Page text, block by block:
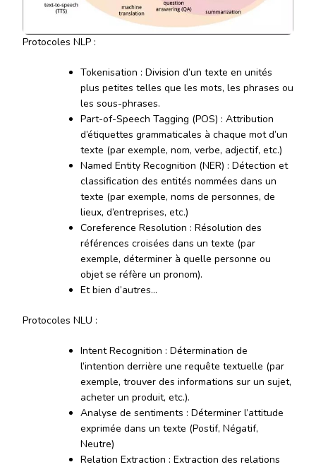
Protocoles NLP :
Tokenisation : Division d’un texte en unités
plus petites telles que les mots, les phrases ou
les sous-phrases.
Part-of-Speech Tagging (POS) : Attribution
d’étiquettes grammaticales à chaque mot d’un
texte (par exemple, nom, verbe, adjectif, etc.)
Named Entity Recognition (NER) : Détection et
classification des entités nommées dans un
texte (par exemple, noms de personnes, de
lieux, d’entreprises, etc.)
Coreference Resolution : Résolution des
références croisées dans un texte (par
exemple, déterminer à quelle personne ou
objet se réfère un pronom).
Et bien d’autres…
Protocoles NLU :
Intent Recognition : Détermination de
l’intention derrière une requête textuelle (par
exemple, trouver des informations sur un sujet,
acheter un produit, etc.).
Analyse de sentiments : Déterminer l’attitude
exprimée dans un texte (Postif, Négatif,
Neutre)
Relation Extraction : Extraction des relations